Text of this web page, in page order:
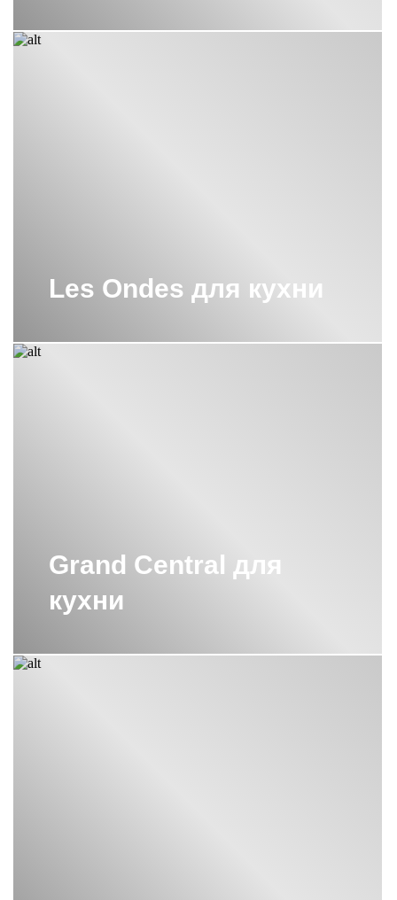
Les Ondes для кухни
Grand Central для
кухни